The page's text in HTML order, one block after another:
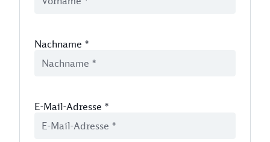
Nachname *
E-Mail-Adresse *